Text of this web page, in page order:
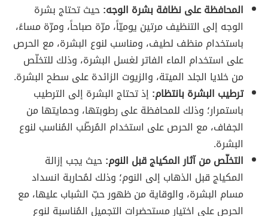
المحافظة على نظافة بشرة الوجه:حيث تحتاج بشرة
الوجه إلى التنظيف مرتين يوميّاً، مرّة صباحاً، ومرّة مساءً،
باستخدام منظف لطيف، ومناسب لنوع البشرة، مع الحرص
على استخدام الماء الفاتر لغسل البشرة، وذلك للتخلّص
من خلايا الجلد الميتة، والزيوت الزائدة على سطح البشرة.
ترطيب البشرة بانتظام: إذ تحتاج البشرة إلى الترطيب
باستمرار؛ وذلك للمحافظة على رطوبتها، وحمايتها من
الجفاف، مع الحرص على استخدام المُرطّب المُناسب لنوع
البشرة.
التخلّص من آثار المكياج قبل النوم:حيث يجب إزالة
المكياج قبل الذهاب إلى النوم؛ وذلك لمُحاربة انسداد
مسام البشرة، والوقاية من ظهور حبّ الشباب عليها، مع
الحرص على اختيار مستحضرات التجميل المُناسبة لنوع